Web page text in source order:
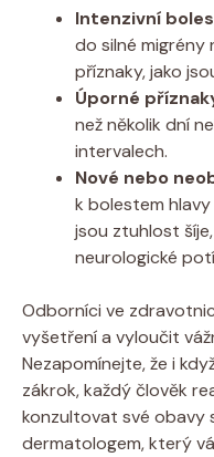
Intenzivní
do silné migrény
příznaky, jako
Úporné
než několik dní
intervalech.
Nové nebo
k bolestem
jsou ztuhlost
neurologické
Odborníci ve
vyšetření a vyloučit
Nezapomínejte, že i
zákrok, každý člověk
konzultovat své obavy
dermatologem, který